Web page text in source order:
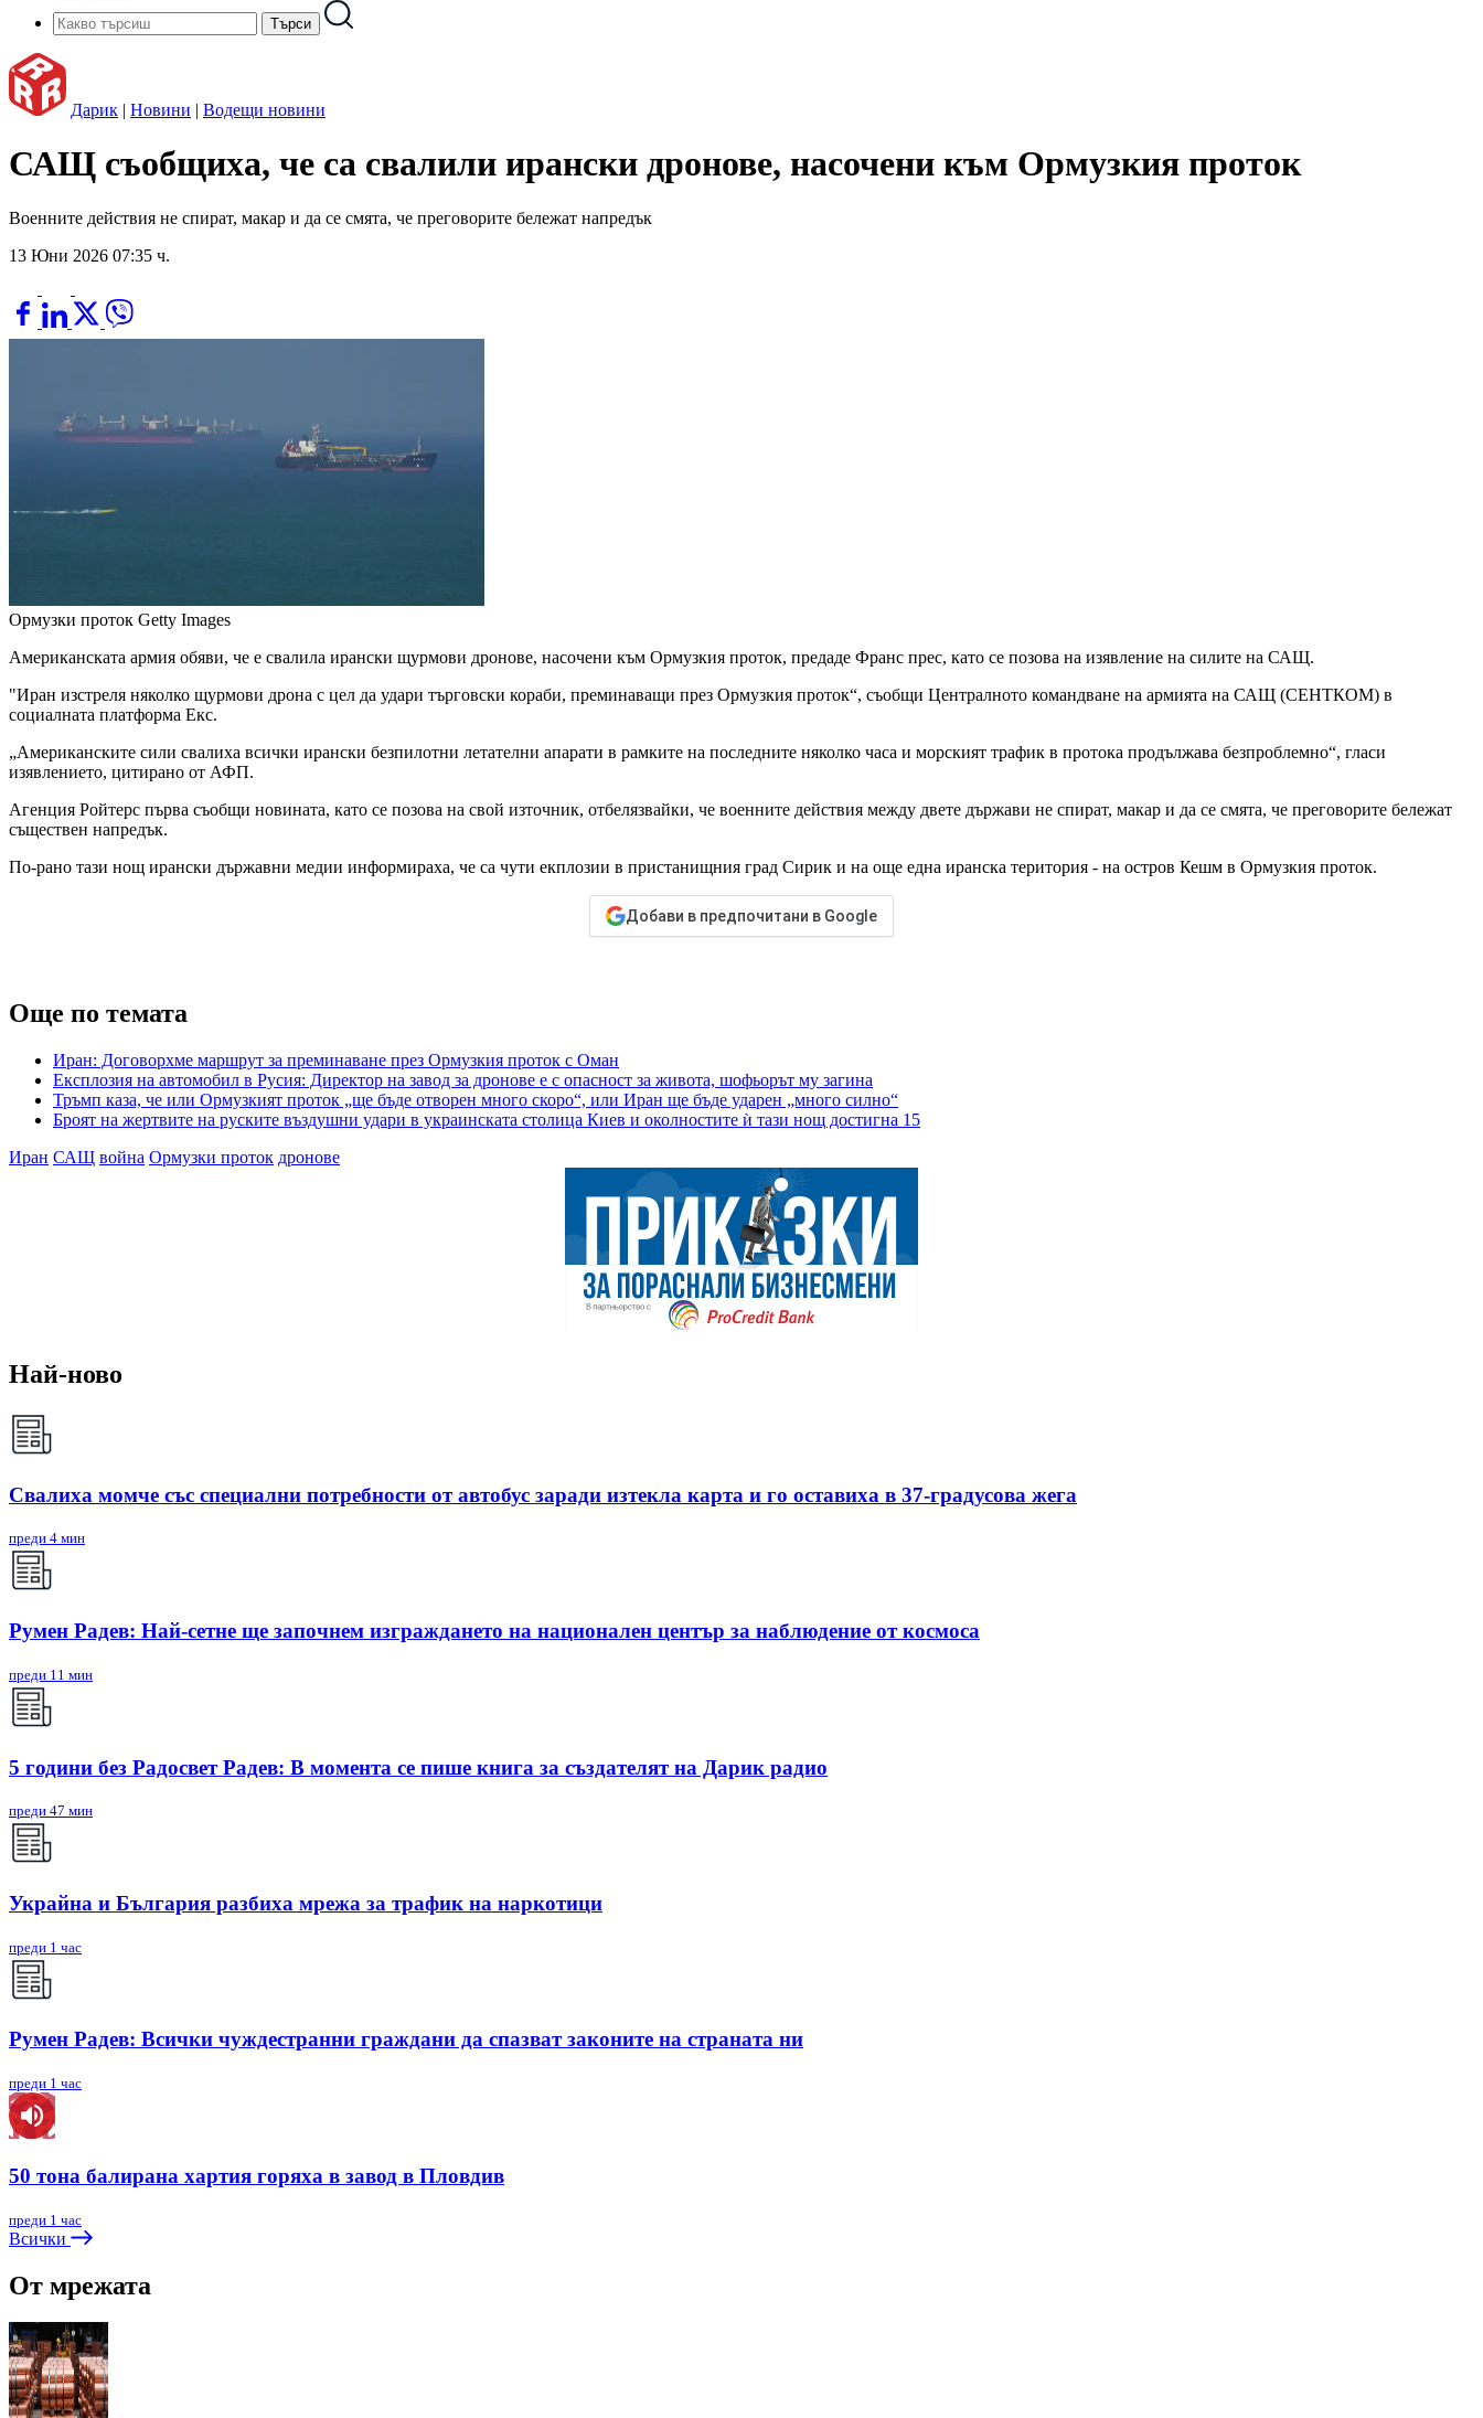
Дарик | Новини | Водещи новини
САЩ съобщиха, че са свалили ирански дронове, насочени към Ормузкия проток
Военните действия не спират, макар и да се смята, че преговорите бележат напредък
13 Юни 2026 07:35 ч.
Ормузки проток Getty Images
Американската армия обяви, че е свалила ирански щурмови дронове, насочени към Ормузкия проток, предаде Франс прес, като се позова на изявление на силите на САЩ.
"Иран изстреля няколко щурмови дрона с цел да удари търговски кораби, преминаващи през Ормузкия проток“, съобщи Централното командване на армията на САЩ (СЕНТКОМ) в
социалната платформа Екс.
„Американските сили свалиха всички ирански безпилотни летателни апарати в рамките на последните няколко часа и морският трафик в протока продължава безпроблемно“, гласи
изявлението, цитирано от АФП.
Агенция Ройтерс първа съобщи новината, като се позова на свой източник, отбелязвайки, че военните действия между двете държави не спират, макар и да се смята, че преговорите бележат
съществен напредък.
По-рано тази нощ ирански държавни медии информираха, че са чути екплозии в пристанищния град Сирик и на още една иранска територия - на остров Кешм в Ормузкия проток.
Добави в предпочитани в Google
Още по темата
Иран: Договорхме маршрут за преминаване през Ормузкия проток с Оман
Експлозия на автомобил в Русия: Директор на завод за дронове е с опасност за живота, шофьорът му загина
Тръмп каза, че или Ормузкият проток „ще бъде отворен много скоро“, или Иран ще бъде ударен „много силно“
Броят на жертвите на руските въздушни удари в украинската столица Киев и околностите ѝ тази нощ достигна 15
Иран САЩ война Ормузки проток дронове
Най-ново
Свалиха момче със специални потребности от автобус заради изтекла карта и го оставиха в 37-градусова жега
преди 4 мин
Румен Радев: Най-сетне ще започнем изграждането на национален център за наблюдение от космоса
преди 11 мин
5 години без Радосвет Радев: В момента се пише книга за създателят на Дарик радио
преди 47 мин
Украйна и България разбиха мрежа за трафик на наркотици
преди 1 час
Румен Радев: Всички чуждестранни граждани да спазват законите на страната ни
преди 1 час
50 тона балирана хартия горяха в завод в Пловдив
преди 1 час
Всички
От мрежата